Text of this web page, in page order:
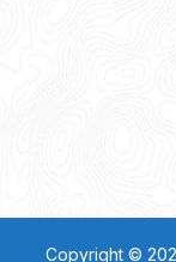
Copyright ©